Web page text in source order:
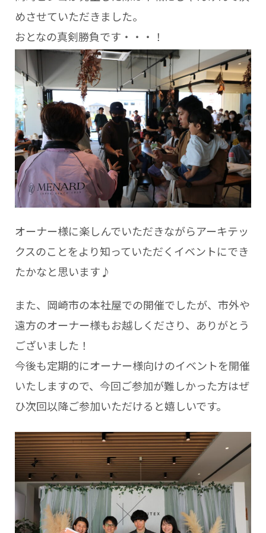
めさせていただきました。
おとなの真剣勝負です・・・！
オーナー様に楽しんでいただきながらアーキテッ
クスのことをより知っていただくイベントにでき
たかなと思います♪
また、岡崎市の本社屋での開催でしたが、市外や
遠方のオーナー様もお越しくださり、ありがとう
ございました！
今後も定期的にオーナー様向けのイベントを開催
いたしますので、今回ご参加が難しかった方はぜ
ひ次回以降ご参加いただけると嬉しいです。